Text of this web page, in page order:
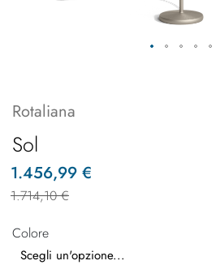
Rotaliana
Sol
1.456,99 €
1.714,10 €
Colore